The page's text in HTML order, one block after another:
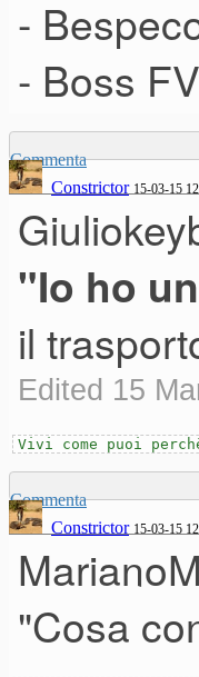
-
- Boss
Commenta
Constrictor 15-03-15
"Io ho
il
Edited 15
Vivi come puoi
Commenta
Constrictor 15-03-15
"Cosa